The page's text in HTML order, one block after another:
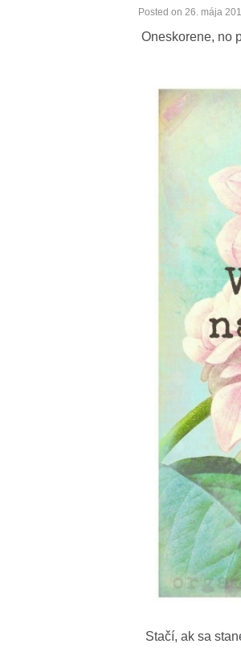
Posted on 26. mája
Oneskorene, no
Stačí, ak sa